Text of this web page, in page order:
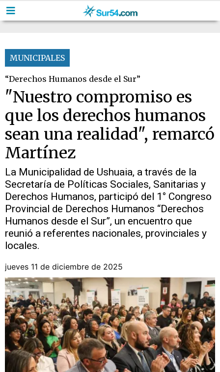
MUNICIPALES
“Derechos Humanos desde el Sur”
"Nuestro compromiso es
que los derechos humanos
sean una realidad", remarcó
Martínez
La Municipalidad de Ushuaia, a través de la
Secretaría de Políticas Sociales, Sanitarias y
Derechos Humanos, participó del 1° Congreso
Provincial de Derechos Humanos “Derechos
Humanos desde el Sur”, un encuentro que
reunió a referentes nacionales, provinciales y
locales.
jueves 11 de diciembre de 2025